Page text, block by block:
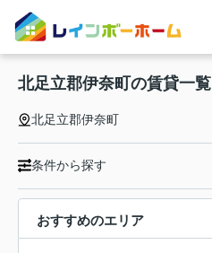
北足立郡伊奈町の賃貸一覧
北足立郡伊奈町
条件から探す
おすすめのエリア